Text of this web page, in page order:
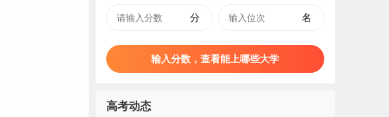
分 名
输入分数，查看能上哪些大学
高考动态